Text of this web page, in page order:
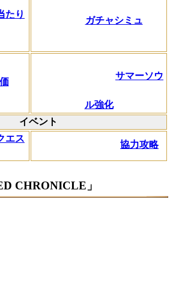
たり
ガチャシミュ
サマーソウ
ル強化
イベント
エス
協力攻略
CHRONICLE」